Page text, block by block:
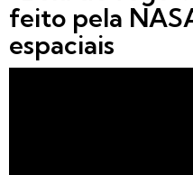
feito pela
espaciais